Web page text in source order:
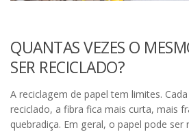
QUANTAS VEZES O
SER RECICLADO?
A reciclagem de papel tem limites.
reciclado, a fibra fica mais curta, mais
quebradiça. Em geral, o papel pode ser